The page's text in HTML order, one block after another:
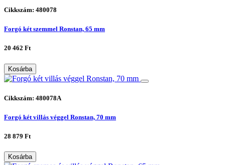
Cikkszám: 480078
Forgó két szemmel Ronstan, 65 mm
20 462 Ft
Kosárba
Cikkszám: 480078A
Forgó két villás véggel Ronstan, 70 mm
28 879 Ft
Kosárba